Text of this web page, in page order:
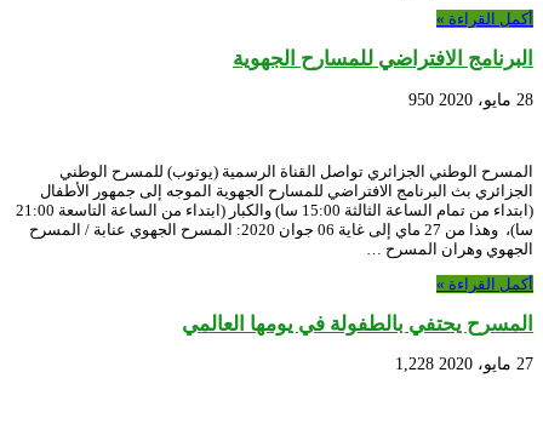
أكمل القراءة »
البرنامج الافتراضي للمسارح الجهوية
28 مايو، 2020 950
المسرح الوطني الجزائري تواصل القناة الرسمية (يوتوب) للمسرح الوطني
الجزائري بث البرنامج الافتراضي للمسارح الجهوية الموجه إلى جمهور الأطفال
(ابتداء من تمام الساعة الثالثة 15:00 سا) والكبار (ابتداء من الساعة التاسعة 21:00
سا)، وهذا من 27 ماي إلى غاية 06 جوان 2020: المسرح الجهوي عنابة / المسرح
الجهوي وهران المسرح …
أكمل القراءة »
المسرح يحتفي بالطفولة في يومها العالمي
27 مايو، 2020 1,228